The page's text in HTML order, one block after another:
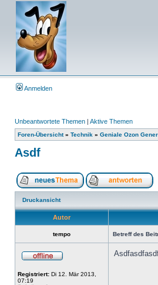
Anmelden
Unbeantwortete Themen | Aktive Themen
Foren-Übersicht» Technik » Geniale Ozon
Asdf
Druckansicht
Autor
tempo Betreff des
Registriert: Di 12. Mär 2013,
07:19